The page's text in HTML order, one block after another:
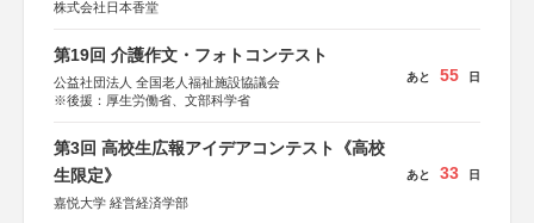
株式会社日本香堂
第19回 介護作文・フォトコンテスト
公益社団法人 全国老人福祉施設協議会
※後援：厚生労働省、文部科学省
あと 55 日
第3回 高校生広報アイデアコンテスト《高校
生限定》
嘉悦大学 経営経済学部
あと 33 日